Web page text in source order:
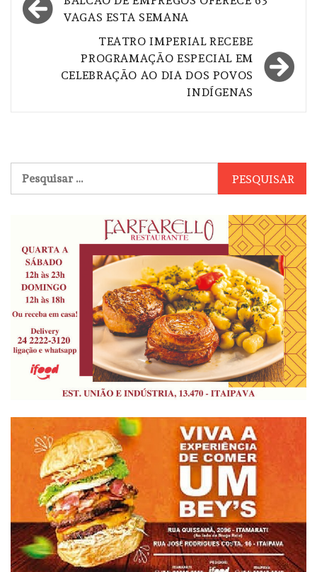
de
VAGAS ESTA SEMANA
TEATRO IMPERIAL RECEBE
PROGRAMAÇÃO ESPECIAL EM
CELEBRAÇÃO AO DIA DOS POVOS
INDÍGENAS